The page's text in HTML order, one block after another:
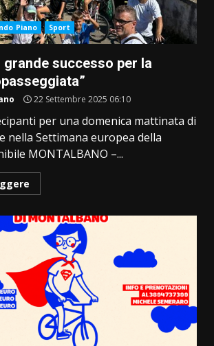
Piano Sport
grande successo per la
22 Settembre 2025 06:10
per una domenica mattinata di
nella Settimana europea della
MONTALBANO –...